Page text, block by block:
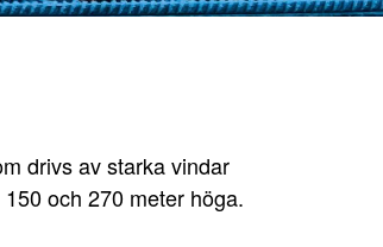
drivs av starka vindar
och 270 meter höga.